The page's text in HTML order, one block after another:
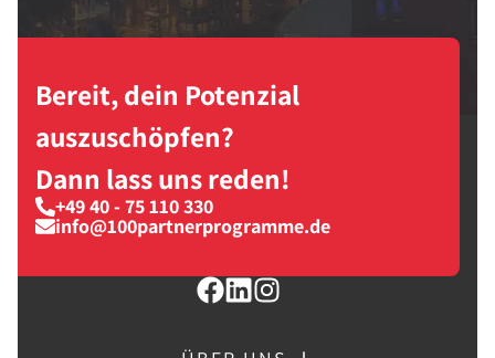
Bereit, dein Potenzial
auszuschöpfen?
Dann lass uns reden!
+49 40 - 75 110 330
info@100partnerprogramme.de